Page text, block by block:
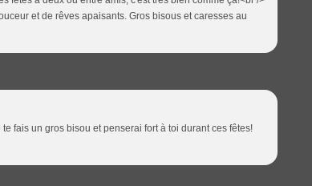
et de rêves apaisants. Gros bisous et caresses au
fais un gros bisou et penserai fort à toi durant ces fêtes!